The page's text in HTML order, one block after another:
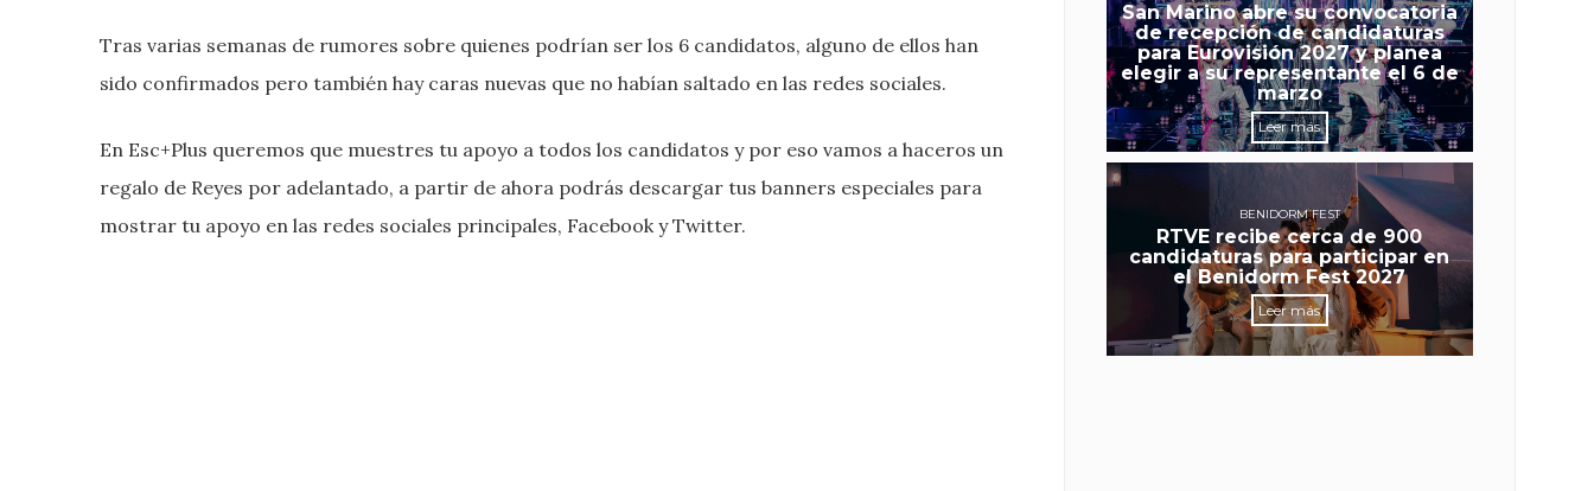
Tras varias semanas de rumores sobre quienes podrían ser los 6 candidatos, alguno de ellos han
sido confirmados pero también hay caras nuevas que no habían saltado en las redes sociales.
En Esc+Plus queremos que muestres tu apoyo a todos los candidatos y por eso vamos a haceros un
regalo de Reyes por adelantado, a partir de ahora podrás descargar tus banners especiales para
mostrar tu apoyo en las redes sociales principales, Facebook y Twitter.
San Marino abre su convocatoria
de recepción de candidaturas
para Eurovisión 2027 y planea
elegir a su representante el 6 de
marzo
Leer más
BENIDORM FEST
RTVE recibe cerca de 900
candidaturas para participar en
el Benidorm Fest 2027
Leer más